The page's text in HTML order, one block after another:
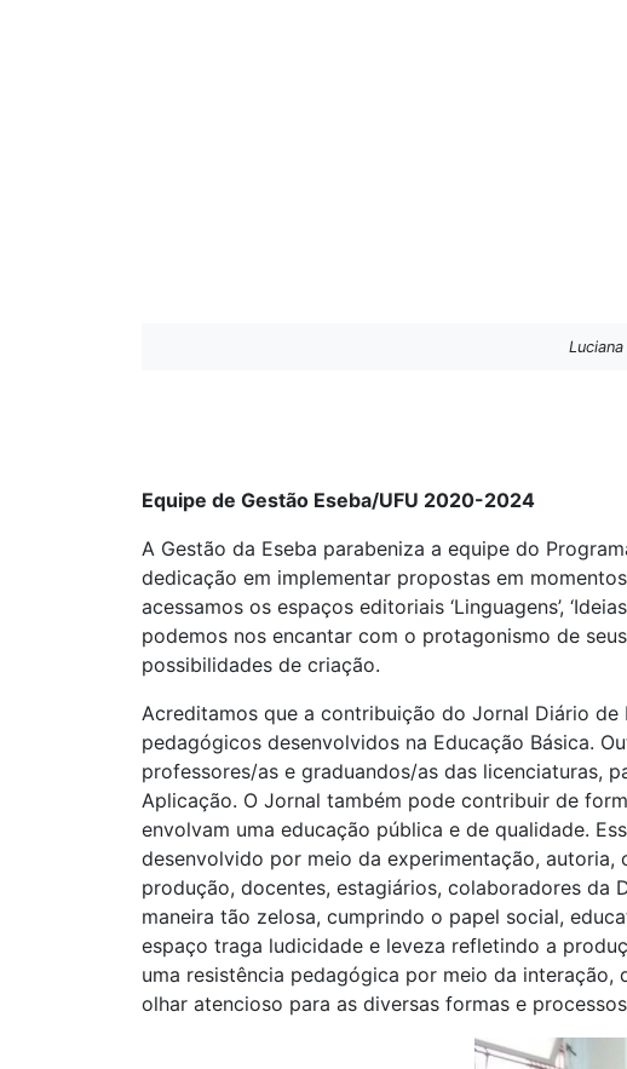
Equipe de Gestão Eseba/UFU 2020-2024
A Gestão da Eseba parabeniza a equipe do
dedicação em implementar propostas em
acessamos os espaços editoriais ‘Linguagens’,
podemos nos encantar com o protagonismo de
possibilidades de criação.
Acreditamos que a contribuição do Jornal Diário
pedagógicos desenvolvidos na Educação Básica.
professores/as e graduandos/as das licenciaturas,
Aplicação. O Jornal também pode contribuir de
envolvam uma educação pública e de qualidade.
desenvolvido por meio da experimentação,
produção, docentes, estagiários, colaboradores da
maneira tão zelosa, cumprindo o papel social,
espaço traga ludicidade e leveza refletindo a
uma resistência pedagógica por meio da
olhar atencioso para as diversas formas e